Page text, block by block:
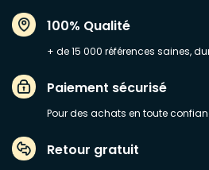
100% Qualité
+ de 15 000 références saines,
Paiement sécurisé
Pour des achats en toute
Retour gratuit